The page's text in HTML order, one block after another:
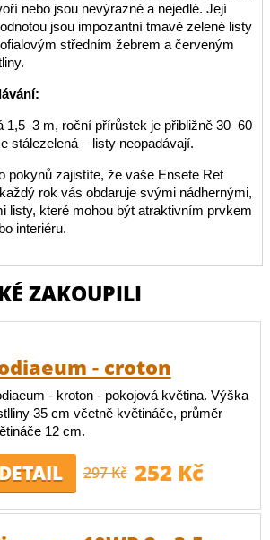
nebo jsou nevýrazné a nejedlé. Její
jsou impozantní tmavě zelené listy
středním žebrem a červeným
1,5–3 m, roční přírůstek je přibližně 30–60
stálezelená – listy neopadávají.
pokynů zajistíte, že vaše Ensete Ret
rok vás obdaruje svými nádhernými,
listy, které mohou být atraktivním prvkem
interiéru.
ZAKOUPILI
- croton
- kroton - pokojová květina. Výška
35 cm včetně květináče, průměr
12 cm.
DETAIL 297 Kč 252 Kč